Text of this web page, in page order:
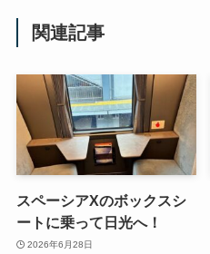
関連記事
スペーシアXのボックスシ
ートに乗って日光へ！
2026年6月28日